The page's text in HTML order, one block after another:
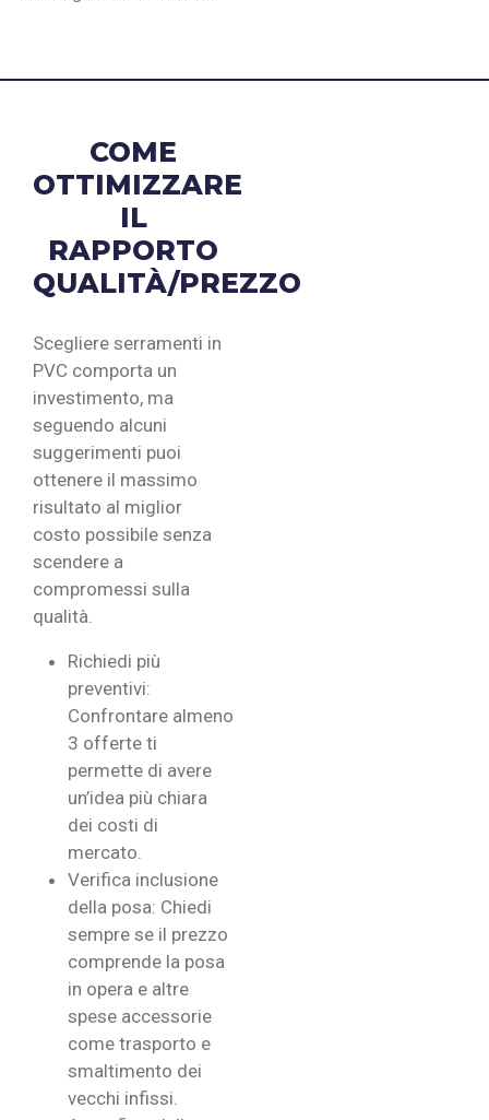
COME
OTTIMIZZARE
IL
RAPPORTO
QUALITÀ/PREZZO
Scegliere serramenti in
PVC comporta un
investimento, ma
seguendo alcuni
suggerimenti puoi
ottenere il massimo
risultato al miglior
costo possibile senza
scendere a
compromessi sulla
qualità.
Richiedi più
preventivi:
Confrontare almeno
3 offerte ti
permette di avere
un’idea più chiara
dei costi di
mercato.
Verifica inclusione
della posa: Chiedi
sempre se il prezzo
comprende la posa
in opera e altre
spese accessorie
come trasporto e
smaltimento dei
vecchi infissi.